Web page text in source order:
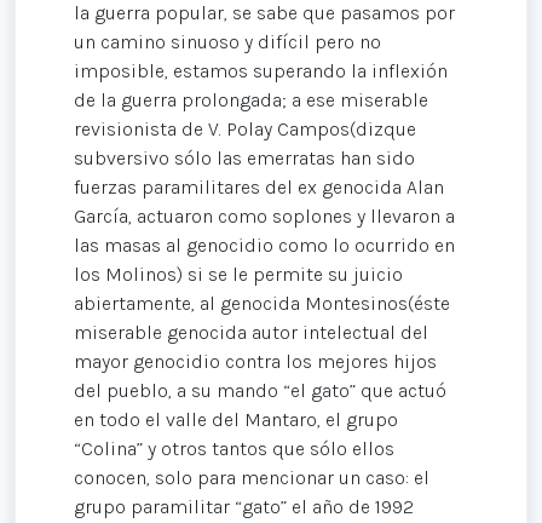
la guerra popular, se sabe que pasamos por
un camino sinuoso y difícil pero no
imposible, estamos superando la inflexión
de la guerra prolongada; a ese miserable
revisionista de V. Polay Campos(dizque
subversivo sólo las emerratas han sido
fuerzas paramilitares del ex genocida Alan
García, actuaron como soplones y llevaron a
las masas al genocidio como lo ocurrido en
los Molinos) si se le permite su juicio
abiertamente, al genocida Montesinos(éste
miserable genocida autor intelectual del
mayor genocidio contra los mejores hijos
del pueblo, a su mando “el gato” que actuó
en todo el valle del Mantaro, el grupo
“Colina” y otros tantos que sólo ellos
conocen, solo para mencionar un caso: el
grupo paramilitar “gato” el año de 1992